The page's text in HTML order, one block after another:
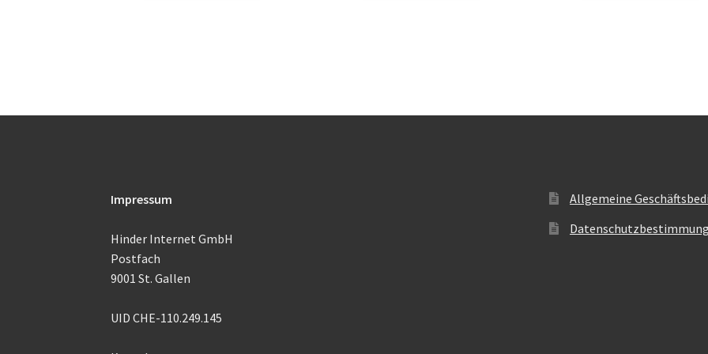
Impressum
Hinder Internet GmbH
Postfach
9001 St. Gallen
UID CHE-110.249.145
Allgemeine